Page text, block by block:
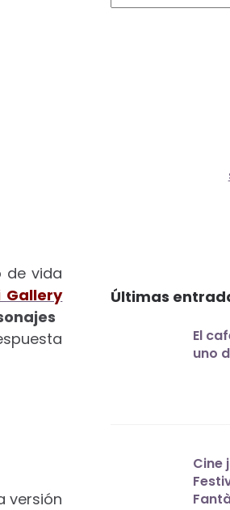
de vida
Gallery
versión
Últimas
El
uno
Cine